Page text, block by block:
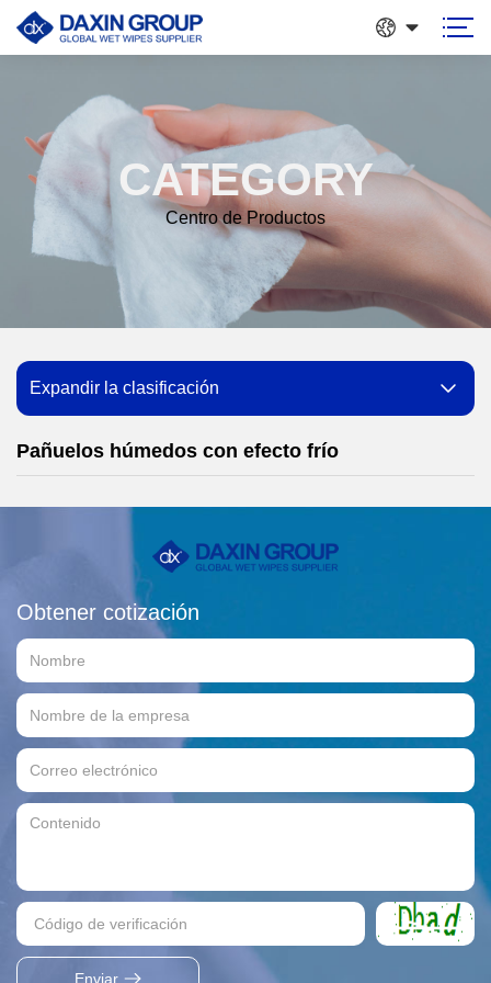
CATEGORY
Centro de Productos
Expandir la clasificación
Pañuelos húmedos con efecto frío
Obtener cotización
Enviar